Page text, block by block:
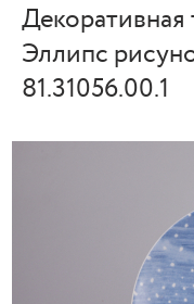
Декоративная
Эллипс
81.31056.00.1